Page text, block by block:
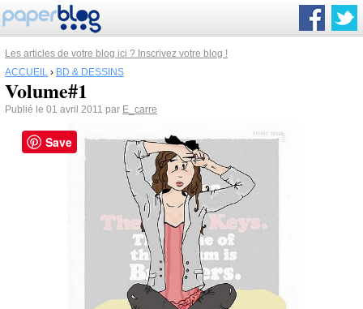
Les articles de votre blog ici ? Inscrivez votre blog !
ACCUEIL › BD & DESSINS
Volume#1
Publié le 01 avril 2011 par E_carre
Save